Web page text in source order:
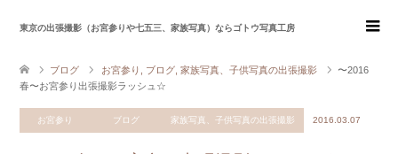
東京の出張撮影（お宮参りや七五三、家族写真）ならゴトウ写真工房
ブログ お宮参り ブログ 家族写真、子供写真の出張撮影
〜2016
春〜お宮参り出張撮影ラッシュ☆
お宮参り ブログ 家族写真、子供写真の出張撮影 2016.03.07